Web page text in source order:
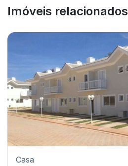
Imóveis relacionados
Casa